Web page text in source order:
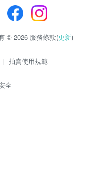
© 2026 服務條款(更新)
| 拍賣使用規範
全